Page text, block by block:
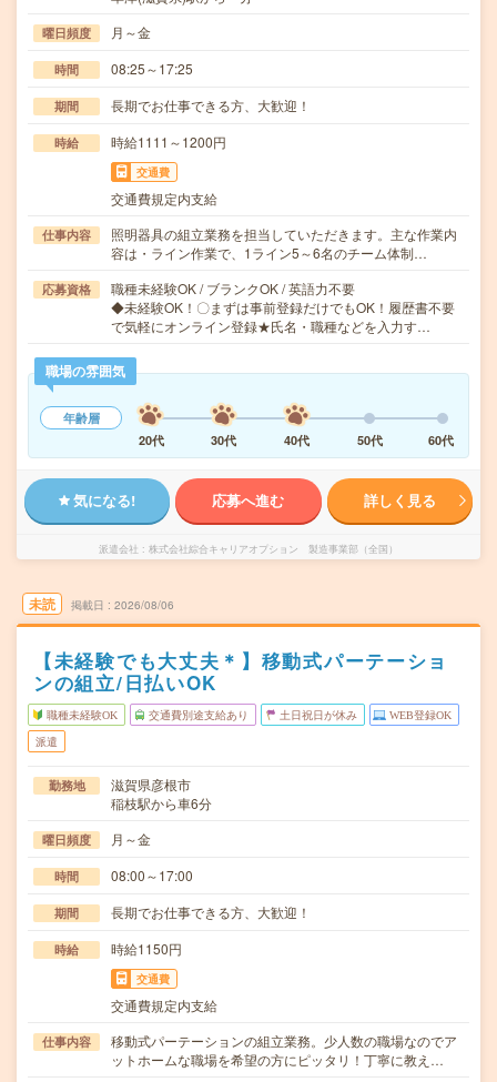
曜日頻度 月～金
時間 08:25～17:25
期間 長期でお仕事できる方、大歓迎！
時給 時給1111～1200円
交通費
交通費規定内支給
仕事内容
照明器具の組立業務を担当していただきます。主な作業内
容は・ライン作業で、1ライン5～6名のチーム体制…
応募資格
職種未経験OK / ブランクOK / 英語力不要
◆未経験OK！〇まずは事前登録だけでもOK！履歴書不要
で気軽にオンライン登録★氏名・職種などを入力す…
職場の雰囲気
年齢層
20代
30代 40代 50代 60代
気になる! 応募へ進む 詳しく見る
派遣会社 株式会社綜合キャリアオプション 製造事業部（全国）
未読 掲載日 2026/08/06
【未経験でも大丈夫＊】移動式パーテーショ
ンの組立/日払いOK
職種未経験OK 交通費別途支給あり 土日祝日が休み WEB登録OK
派遣
勤務地
滋賀県彦根市
稲枝駅から車6分
曜日頻度 月～金
時間 08:00～17:00
期間 長期でお仕事できる方、大歓迎！
時給 時給1150円
交通費
交通費規定内支給
仕事内容
移動式パーテーションの組立業務。少人数の職場なのでア
ットホームな職場を希望の方にピッタリ！丁寧に教え…